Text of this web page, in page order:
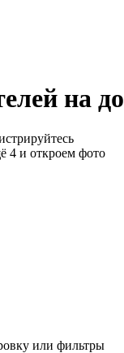
на
4 и откроем фото
или фильтры